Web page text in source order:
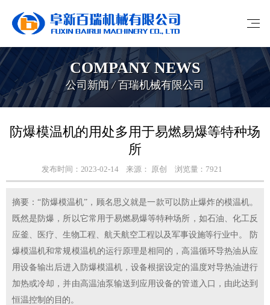
COMPANY NEWS
公司新闻 / 百瑞机械有限公司
防爆模温机的用处多用于易燃易爆等特种场
所
发布时间：2023-02-14 来源： 原创 浏览量：7921
摘要：​“防爆模温机”，顾名思义就是一款可以防止爆炸的模温机。
既然是防爆，所以它常用于易燃易爆等特种场所，如石油、化工反
应釜、医疗、生物工程、航天航空工程以及军事设施等行业中。 防
爆模温机和常规模温机的运行原理是相同的，高温循环导热油从应
用设备输出后进入防爆模温机，设备根据设定的温度对导热油进行
加热或冷却，并由高温油泵输送到应用设备的管道入口，由此达到
恒温控制的目的。